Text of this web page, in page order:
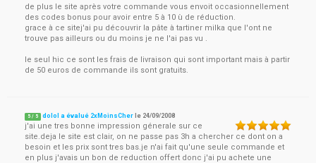
de plus le site après votre commande vous envoit occasionnellement
des codes bonus pour avoir entre 5 à 10 ù de réduction.
grace à ce sitej'ai pu découvrir la pâte à tartiner milka que l'ont ne
trouve pas ailleurs ou du moins je ne l'ai pas vu .
le seul hic ce sont les frais de livraison qui sont important mais à partir
de 50 euros de commande ils sont gratuits.
5 / 5 dolol a évalué 2xMoinsCher le 24/09/2008
j'ai une tres bonne impression génerale sur ce
site.deja le site est clair, on ne passe pas 3h a chercher ce dont on a
besoin et les prix sont tres bas.je n'ai fait qu'une seule commande et
en plus j'avais un bon de reduction offert donc j'ai pu achete une